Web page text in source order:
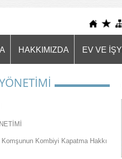
HAKKIMIZDA EV VE
Kombiyi Kapatma Hakkı